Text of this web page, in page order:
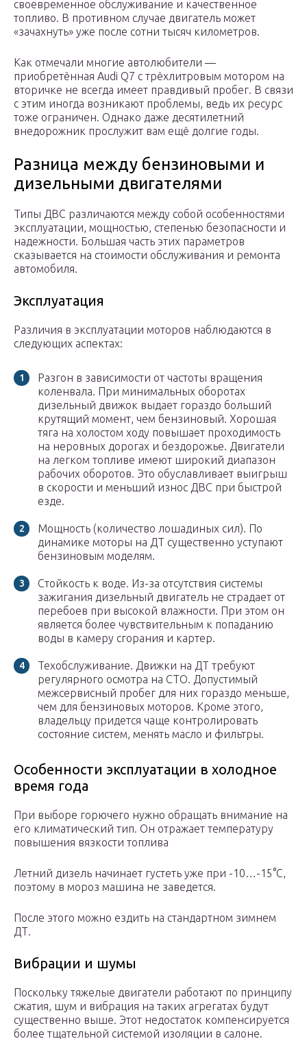
своевременное обслуживание и качественное
топливо. В противном случае двигатель может
«зачахнуть» уже после сотни тысяч километров.
Как отмечали многие автолюбители —
приобретённая Audi Q7 с трёхлитровым мотором на
вторичке не всегда имеет правдивый пробег. В связи
с этим иногда возникают проблемы, ведь их ресурс
тоже ограничен. Однако даже десятилетний
внедорожник прослужит вам ещё долгие годы.
Разница между бензиновыми и
дизельными двигателями
Типы ДВС различаются между собой особенностями
эксплуатации, мощностью, степенью безопасности и
надежности. Большая часть этих параметров
сказывается на стоимости обслуживания и ремонта
автомобиля.
Эксплуатация
Различия в эксплуатации моторов наблюдаются в
следующих аспектах:
Разгон в зависимости от частоты вращения
коленвала. При минимальных оборотах
дизельный движок выдает гораздо больший
крутящий момент, чем бензиновый. Хорошая
тяга на холостом ходу повышает проходимость
на неровных дорогах и бездорожье. Двигатели
на легком топливе имеют широкий диапазон
рабочих оборотов. Это обуславливает выигрыш
в скорости и меньший износ ДВС при быстрой
езде.
Мощность (количество лошадиных сил). По
динамике моторы на ДТ существенно уступают
бензиновым моделям.
Стойкость к воде. Из-за отсутствия системы
зажигания дизельный двигатель не страдает от
перебоев при высокой влажности. При этом он
является более чувствительным к попаданию
воды в камеру сгорания и картер.
Техобслуживание. Движки на ДТ требуют
регулярного осмотра на СТО. Допустимый
межсервисный пробег для них гораздо меньше,
чем для бензиновых моторов. Кроме этого,
владельцу придется чаще контролировать
состояние систем, менять масло и фильтры.
Особенности эксплуатации в холодное
время года
При выборе горючего нужно обращать внимание на
его климатический тип. Он отражает температуру
повышения вязкости топлива
Летний дизель начинает густеть уже при -10…-15°C,
поэтому в мороз машина не заведется.
После этого можно ездить на стандартном зимнем
ДТ.
Вибрации и шумы
Поскольку тяжелые двигатели работают по принципу
сжатия, шум и вибрация на таких агрегатах будут
существенно выше. Этот недостаток компенсируется
более тщательной системой изоляции в салоне.